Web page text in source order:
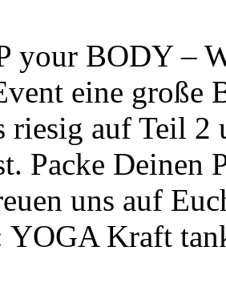
your BODY –
eine große
riesig auf Teil 2
Packe Deinen
uns auf
Kraft